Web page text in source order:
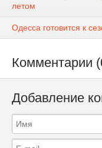
летом
Одесса готовится к
Комментарии
Добавление